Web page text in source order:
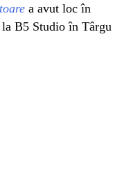
a avut loc în
B5 Studio în Târgu